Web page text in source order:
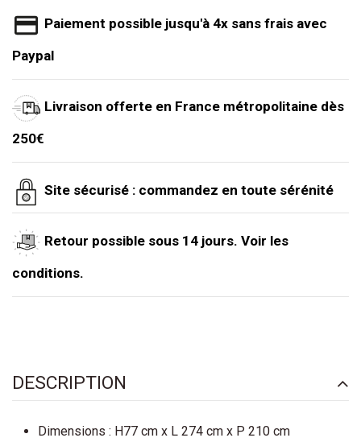
Paiement possible jusqu'à 4x sans frais avec
Paypal
Livraison offerte en France métropolitaine dès
250€
Site sécurisé : commandez en toute sérénité
Retour possible sous 14 jours. Voir les
conditions.
DESCRIPTION
Dimensions : H77 cm x L 274 cm x P 210 cm